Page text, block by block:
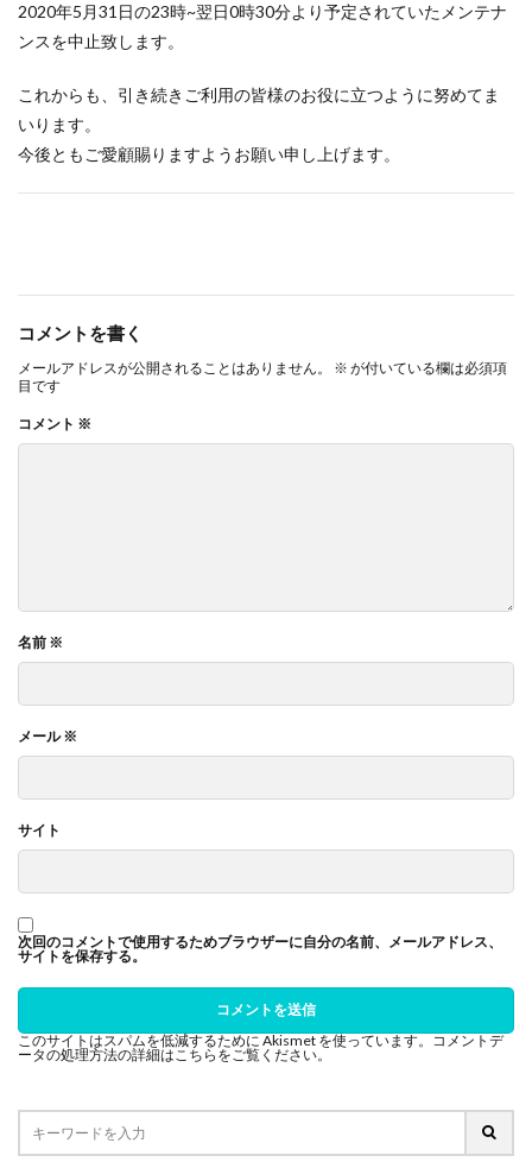
2020年5月31日の23時~翌日0時30分より予定されていたメンテナ
ンスを中止致します。
これからも、引き続きご利用の皆様のお役に立つように努めてま
いります。
今後ともご愛顧賜りますようお願い申し上げます。
コメントを書く
メールアドレスが公開されることはありません。 ※ が付いている欄は必須項
目です
コメント ※
名前 ※
メール※
サイト
次回のコメントで使用するためブラウザーに自分の名前、メールアドレス、
サイトを保存する。
このサイトはスパムを低減するために Akismet を使っています。 コメントデ
ータの処理方法の詳細はこちらをご覧ください。